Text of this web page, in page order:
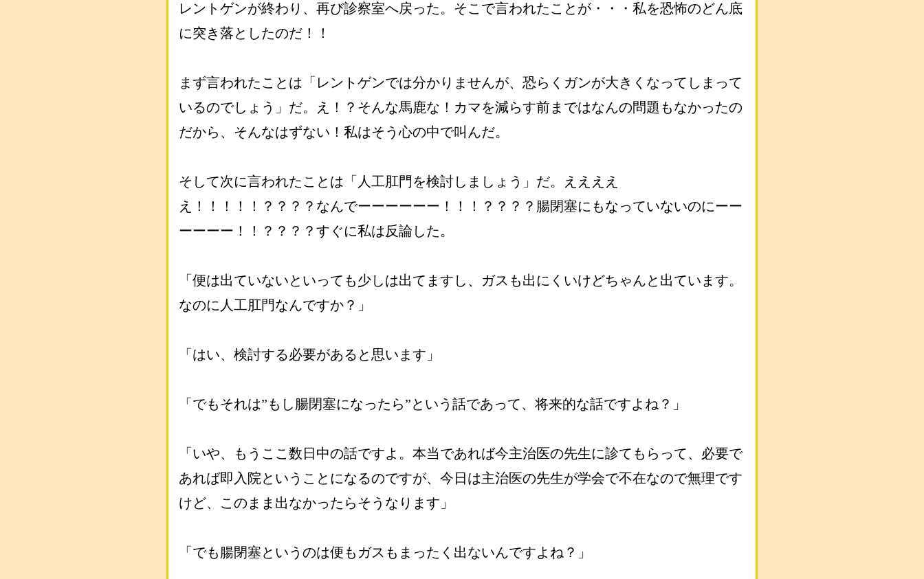
レントゲンが終わり、再び診察室へ戻った。そこで言われたことが・・・私を恐怖のどん底
に突き落としたのだ！！
まず言われたことは「レントゲンでは分かりませんが、恐らくガンが大きくなってしまって
いるのでしょう」だ。え！？そんな馬鹿な！カマを減らす前まではなんの問題もなかったの
だから、そんなはずない！私はそう心の中で叫んだ。
そして次に言われたことは「人工肛門を検討しましょう」だ。ええええ
え！！！！！？？？？なんでーーーーーー！！！？？？？腸閉塞にもなっていないのにーー
ーーーー！！？？？？すぐに私は反論した。
「便は出ていないといっても少しは出てますし、ガスも出にくいけどちゃんと出ています。
なのに人工肛門なんですか？」
「はい、検討する必要があると思います」
「でもそれは”もし腸閉塞になったら”という話であって、将来的な話ですよね？」
「いや、もうここ数日中の話ですよ。本当であれば今主治医の先生に診てもらって、必要で
あれば即入院ということになるのですが、今日は主治医の先生が学会で不在なので無理です
けど、このまま出なかったらそうなります」
「でも腸閉塞というのは便もガスもまったく出ないんですよね？」